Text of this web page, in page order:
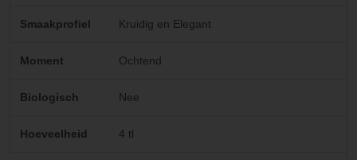
Smaakprofiel Kruidig en Elegant
Moment Ochtend
Biologisch Nee
Hoeveelheid 4 tl